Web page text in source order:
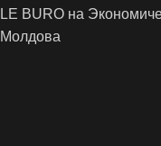
LE BURO на
Молдова